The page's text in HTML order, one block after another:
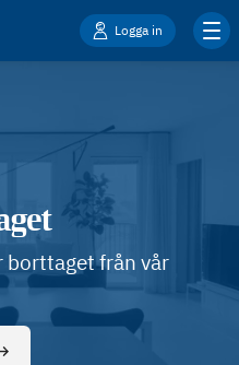
Logga in
borttaget från vår